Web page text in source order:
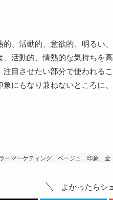
的、活動的、意欲的、明るい
活動的、情熱的な気持ちを
目させたい部分で使われるこ
にもなり兼ねないところに
ーマーケティング ベージュ 印象 金
よかったらシ